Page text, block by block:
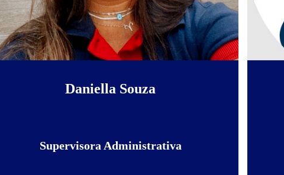
Daniella Souza
Supervisora Administrativa